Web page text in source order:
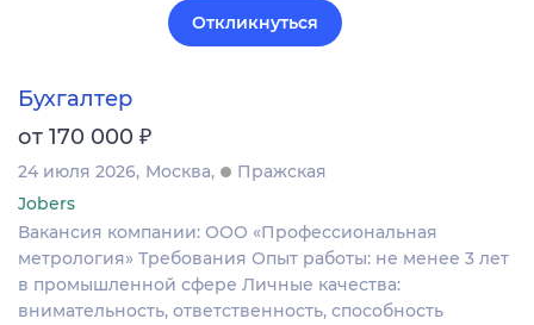
Откликнуться
Бухгалтер
от 170 000 ₽
24 июля 2026 Москва
Пражская
Jobers
Вакансия компании: ООО «Профессиональная
метрология» Требования Опыт работы: не менее 3 лет
в промышленной сфере Личные качества:
внимательность, ответственность, способность